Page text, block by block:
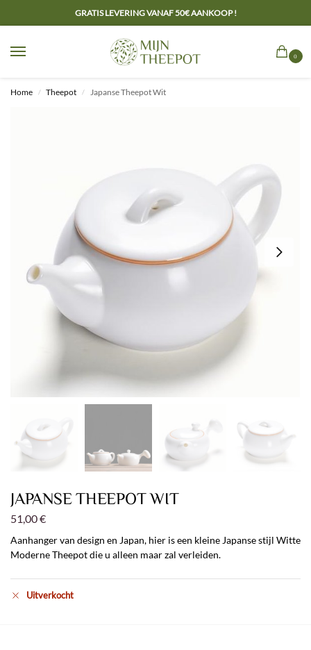
GRATIS LEVERING VANAF 50€ AANKOOP !
0
Home / Theepot / Japanse Theepot Wit
JAPANSE THEEPOT WIT
51,00€
Aanhanger van design en Japan, hier is een kleine Japanse stijl Witte
Moderne Theepot die u alleen maar zal verleiden.
Uitverkocht